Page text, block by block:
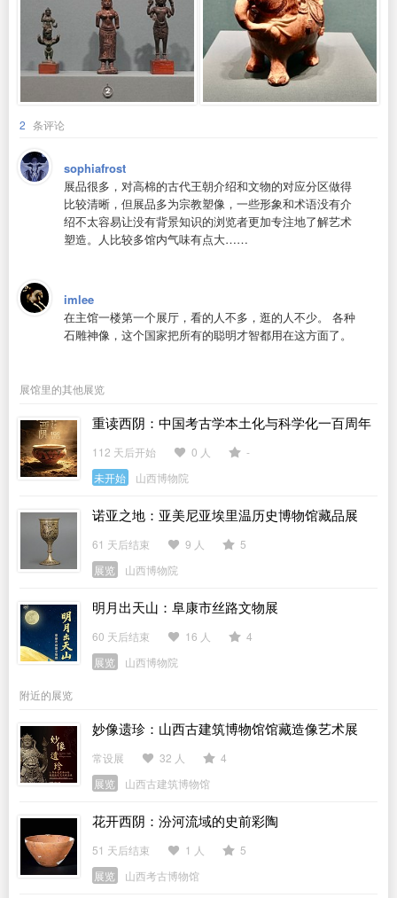
2 条评论
sophiafrost
展品很多，对高棉的古代王朝介绍和文物的对应分区做得
比较清晰，但展品多为宗教塑像，一些形象和术语没有介
绍不太容易让没有背景知识的浏览者更加专注地了解艺术
塑造。人比较多馆内气味有点大……
imlee
在主馆一楼第一个展厅，看的人不多，逛的人不少。 各种
石雕神像，这个国家把所有的聪明才智都用在这方面了。
展馆里的其他展览
重读西阴：中国考古学本土化与科学化一百周年
特展
112 天后开始 0 人
-
未开始
山西博物院
诺亚之地：亚美尼亚埃里温历史博物馆藏品展
61 天后结束 9 人
5
展览
山西博物院
明月出天山：阜康市丝路文物展
60 天后结束 16 人
4
展览
山西博物院
附近的展览
妙像遗珍：山西古建筑博物馆馆藏造像艺术展
常设展 32 人
4
展览
山西古建筑博物馆
花开西阴：汾河流域的史前彩陶
51 天后结束 1 人
5
展览
山西考古博物馆